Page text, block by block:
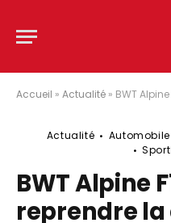
Accueil » Actualité » BWT Alpine F1
Actualité Automobile
BWT Alpine
reprendre